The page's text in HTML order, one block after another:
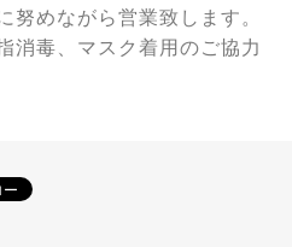
努めながら営業致します。
消毒、マスク着用のご協力